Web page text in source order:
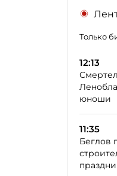
Только
12:13
юноши
11:35
Беглов